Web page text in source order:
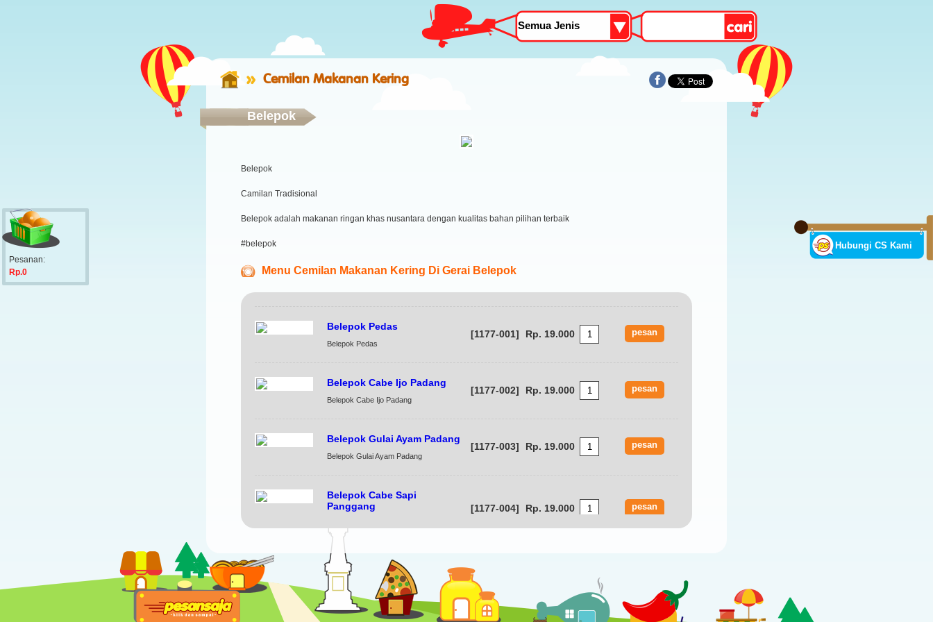
Hubungi CS Kami
Pesanan:
Rp.0
Cemilan Makanan Kering
Belepok
Belepok
Camilan Tradisional
Belepok adalah makanan ringan khas nusantara dengan kualitas bahan pilihan terbaik
#belepok
Menu Cemilan Makanan Kering Di Gerai Belepok
Belepok Pedas
Belepok Pedas
[1177-001] Rp. 19.000
Belepok Cabe Ijo Padang
Belepok Cabe Ijo Padang
[1177-002] Rp. 19.000
Belepok Gulai Ayam Padang
Belepok Gulai Ayam Padang
[1177-003] Rp. 19.000
Belepok Cabe Sapi
Panggang
[1177-004] Rp. 19.000
Belepok Jagung Pedas
Belepok Jagung Pedas
[1177-005]